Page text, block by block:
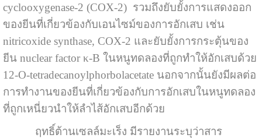
cyclooxygenase-2 (COX-2) รวมถึงยับยั้งการแสดงออก
ของยีนที่เกี่ยวข้องกับเอนไซม์ของการอักเสบ เช่น
nitricoxide synthase, COX-2 และยับยั้งการกระตุ้นของ
ยีน nuclear factor κ-B ในหนูทดลองที่ถูกทำให้อักเสบด้วย
12-O-tetradecanoylphorbolacetate นอกจากนั้นยังมีผลต่อ
การทำงานของยีนที่เกี่ยวข้องกับการอักเสบในหนูทดลอง
ที่ถูกเหนี่ยวนำให้ลำไส้อักเสบอีกด้วย
ฤทธิ์ต้านเซลล์มะเร็ง มีรายงานระบุว่าสาร